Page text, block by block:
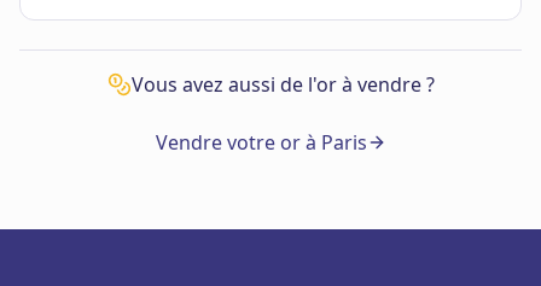
Vous avez aussi de l'or à vendre ?
Vendre votre or à Paris